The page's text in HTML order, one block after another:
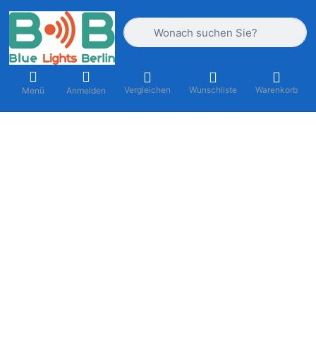
Geben Sie einen Suchbegriff ein.
Menü Anmelden Vergleichen Wunschliste Warenkorb